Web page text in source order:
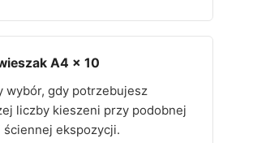
A4 x 10
wybór, gdy potrzebujesz
liczby kieszeni przy podobnej
ściennej ekspozycji.